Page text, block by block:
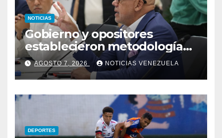
NOTICIAS
Gobierno y opositores
establecieron metodología
para el proceso de diálogo en
Venezuela
AGOSTO 7, 2026 NOTICIAS VENEZUELA
DEPORTES